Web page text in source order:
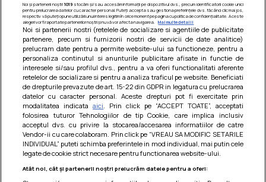
Barcute din vinete cu arpagic rosu
Un deliciu usor de preparat!
Noi și partenerii noștri 1019stocăm și/sau accesăm informații pe dispozitivul dvs., precum identificatorii cookie unici
pentru prelucrarea datelor cu caracter personal. Puteți accepta sau gestiona preferințele dvs. făcând clic mai jos,
respectiv vă puteți opune utilizării unui interes legitim în orice moment pe pagina cu politica de confidențialitate. Aceste
alegeri vor fi raportate partenerilor noștri și nu vă vor afecta navigarea.
Mai multe detalii
Noi si partenerii nostri (retelele de socializare si agentiile de publicitate
partenere, precum si furnizorii nostri de servicii de date analitice)
prelucram date pentru a permite website-ului sa functioneze, pentru a
personaliza continutul si anunturile publicitare afisate in functie de
interesele si/sau profilul dvs., pentru a va oferi functionalitati aferente
retelelor de socializare si pentru a analiza traficul pe website. Beneficiati
de drepturile prevazute de art. 15-22 din GDPR in legatura cu prelucrarea
datelor cu caracter personal. Aceste drepturi pot fi exercitate prin
modalitatea indicataaici . Prin click pe “ACCEPT TOATE”, acceptati
folosirea tuturor Tehnologiilor de tip Cookie, care implica inclusiv
acceptul dvs. cu privire la stocarea/accesarea informatiilor de catre
Vendor-ii cu care colaboram. Prin click pe “VREAU SA MODIFIC SETARILE
INDIVIDUAL” puteti schimba preferintele in mod individual, mai putin cele
legate de cookie strict necesare pentru functionarea website-ului.
Atât noi, cât și partenerii noștri prelucrăm datele pentru a oferi: